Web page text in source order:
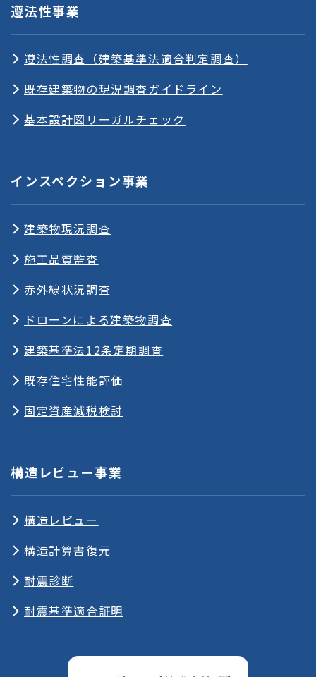
遵法性事業
遵法性調査（建築基準法適合判定調査）
既存建築物の現況調査ガイドライン
基本設計図リーガルチェック
インスペクション事業
建築物現況調査
施工品質監査
赤外線状況調査
ドローンによる建築物調査
建築基準法12条定期調査
既存住宅性能評価
固定資産減税検討
構造レビュー事業
構造レビュー
構造計算書復元
耐震診断
耐震基準適合証明